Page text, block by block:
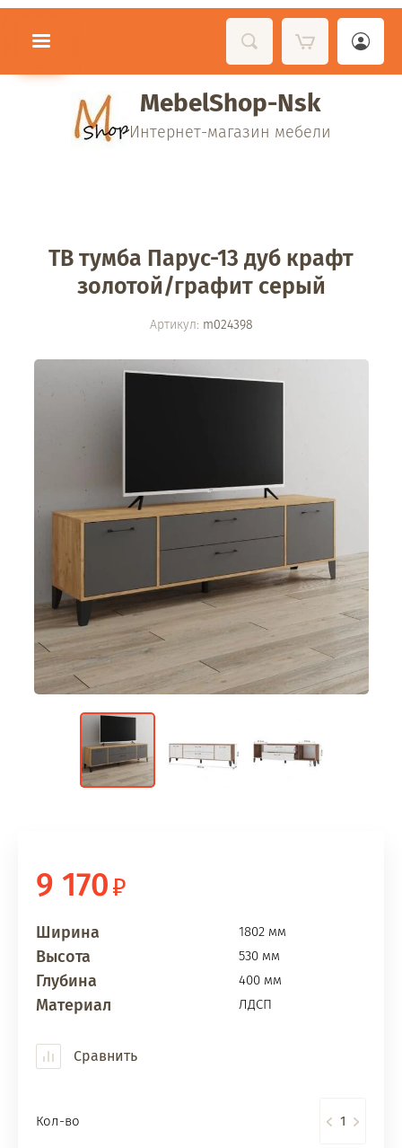
MebelShop-Nsk
Интернет-магазин мебели
ТВ тумба Парус-13 дуб крафт
золотой/графит серый
Артикул: m024398
9 170
Ширина 1802 мм
Высота 530 мм
Глубина 400 мм
Материал ЛДСП
Сравнить
Кол-во